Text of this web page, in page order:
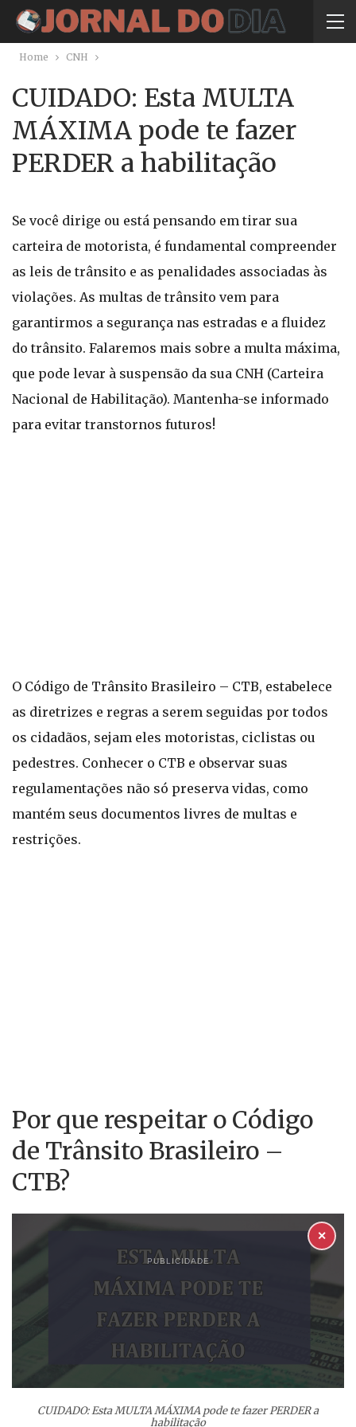
Home CNH
CUIDADO: Esta MULTA
MÁXIMA pode te fazer
PERDER a habilitação
Se você dirige ou está pensando em tirar sua
carteira de motorista, é fundamental compreender
as leis de trânsito e as penalidades associadas às
violações. As multas de trânsito vem para
garantirmos a segurança nas estradas e a fluidez
do trânsito. Falaremos mais sobre a multa máxima,
que pode levar à suspensão da sua CNH (Carteira
Nacional de Habilitação). Mantenha-se informado
para evitar transtornos futuros!
O Código de Trânsito Brasileiro – CTB, estabelece
as diretrizes e regras a serem seguidas por todos
os cidadãos, sejam eles motoristas, ciclistas ou
pedestres. Conhecer o CTB e observar suas
regulamentações não só preserva vidas, como
mantém seus documentos livres de multas e
restrições.
Por que respeitar o Código
de Trânsito Brasileiro –
CTB?
PUBLICIDADE
✕
CUIDADO: Esta MULTA MÁXIMA pode te fazer PERDER a
habilitação